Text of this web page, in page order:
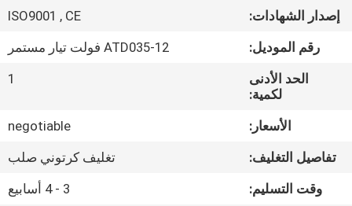
حول
في
المعمل
إصدار الشهادات:
ISO9001 , CE
رقم الموديل:
ATD035-12 فولت تيار مستمر
الحد الأدنى
لكمية:
1
الأسعار:
negotiable
تفاصيل التغليف:
تغليف كرتوني صلب
وقت التسليم:
3 - 4 أسابيع